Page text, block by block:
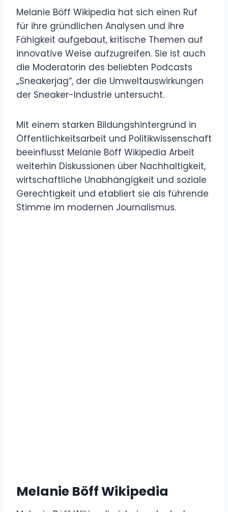
Melanie Böff Wikipedia hat sich einen Ruf
für ihre gründlichen Analysen und ihre
Fähigkeit aufgebaut, kritische Themen auf
innovative Weise aufzugreifen. Sie ist auch
die Moderatorin des beliebten Podcasts
„Sneakerjag“, der die Umweltauswirkungen
der Sneaker-Industrie untersucht.
Mit einem starken Bildungshintergrund in
Öffentlichkeitsarbeit und Politikwissenschaft
beeinflusst Melanie Böff Wikipedia Arbeit
weiterhin Diskussionen über Nachhaltigkeit,
wirtschaftliche Unabhängigkeit und soziale
Gerechtigkeit und etabliert sie als führende
Stimme im modernen Journalismus.
Melanie Böff Wikipedia